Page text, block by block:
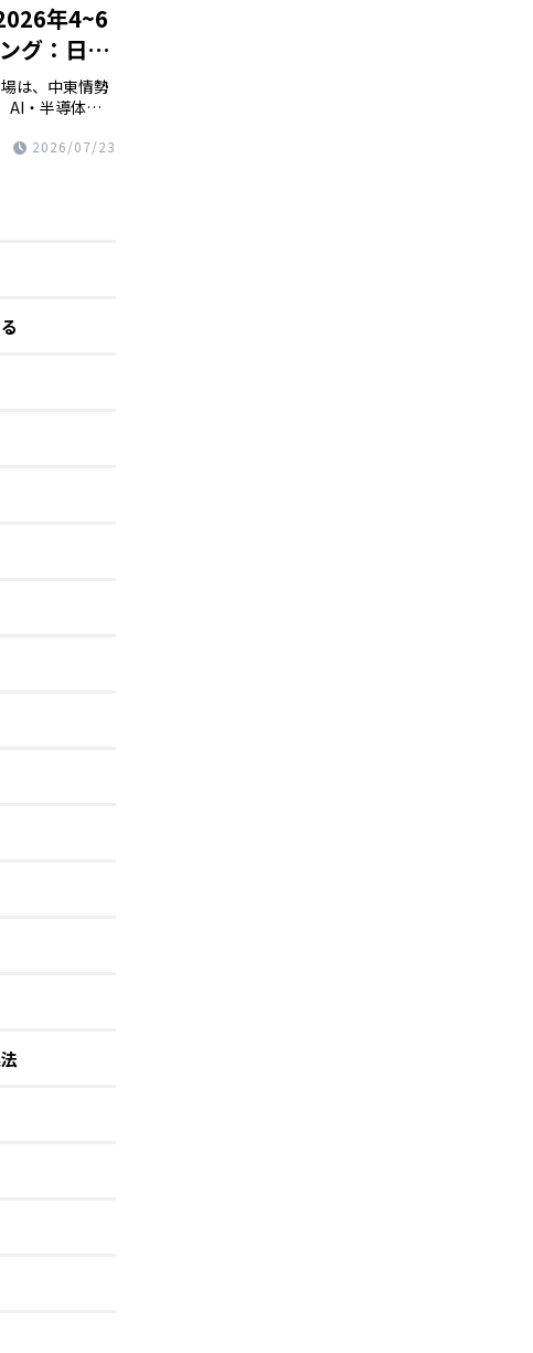
年4~6
グ：日本
は、中東情勢
AI・半導体関
に乗せ、3月
2026/07/23